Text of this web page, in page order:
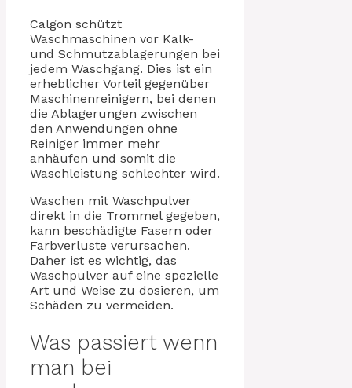
Calgon schützt
Waschmaschinen vor Kalk-
und Schmutzablagerungen bei
jedem Waschgang. Dies ist ein
erheblicher Vorteil gegenüber
Maschinenreinigern, bei denen
die Ablagerungen zwischen
den Anwendungen ohne
Reiniger immer mehr
anhäufen und somit die
Waschleistung schlechter wird.
Waschen mit Waschpulver
direkt in die Trommel gegeben,
kann beschädigte Fasern oder
Farbverluste verursachen.
Daher ist es wichtig, das
Waschpulver auf eine spezielle
Art und Weise zu dosieren, um
Schäden zu vermeiden.
Was passiert wenn
man bei